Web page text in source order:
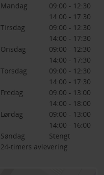
Mandag
09:00 - 12:30
14:00 - 17:30
Tirsdag
09:00 - 12:30
14:00 - 17:30
Onsdag
09:00 - 12:30
14:00 - 17:30
Torsdag
09:00 - 12:30
14:00 - 17:30
Fredag
09:00 - 13:00
14:00 - 18:00
Lørdag
09:00 - 13:00
14:00 - 16:00
Søndag
Stengt
24-timers avlevering